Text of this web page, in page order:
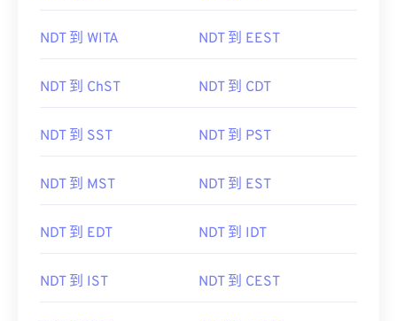
NDT 到 WITA NDT 到 EEST
NDT 到 ChST NDT 到 CDT
NDT 到 SST NDT 到 PST
NDT 到 MST NDT 到 EST
NDT 到 EDT NDT 到 IDT
NDT 到 IST NDT 到 CEST